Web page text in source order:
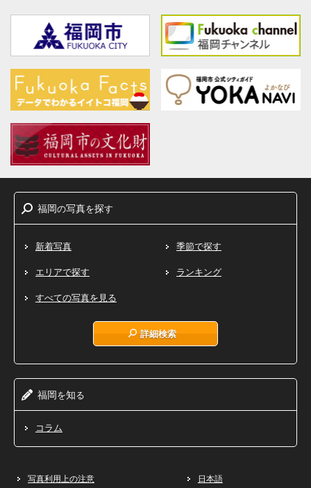
福岡の写真を探す
新着写真 季節で探す
エリアで探す ランキング
すべての写真を見る
詳細検索
福岡を知る
コラム
写真利用上の注意 日本語